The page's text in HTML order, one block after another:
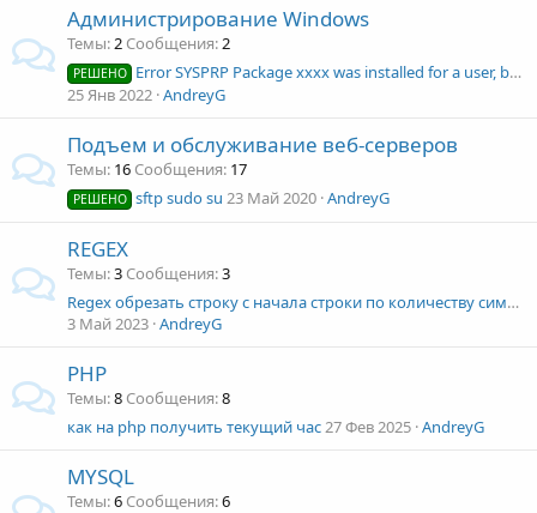
Администрирование Windows
Темы 2 Сообщения 2
РЕШЕНО Error SYSPRP Package xxxx was installed for a user, but not provisioned for all users.
25 Янв 2022 AndreyG
Подъем и обслуживание веб-серверов
Темы 16 Сообщения 17
РЕШЕНО sftp sudo su 23 Май 2020 AndreyG
REGEX
Темы 3 Сообщения 3
Regex обрезать строку с начала строки по количеству символов
3 Май 2023 AndreyG
PHP
Темы 8 Сообщения 8
как на php получить текущий час27 Фев 2025 AndreyG
MYSQL
Темы 6 Сообщения 6